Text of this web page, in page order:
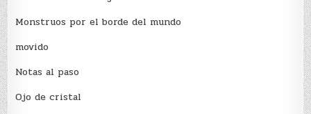
Monstruos por el borde del mundo
movido
Notas al paso
Ojo de cristal